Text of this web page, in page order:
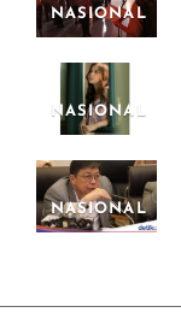
NASIONAL
NASIONAL
NASIONAL